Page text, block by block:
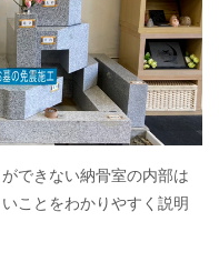
できない納骨室の内部は
ことをわかりやすく説明